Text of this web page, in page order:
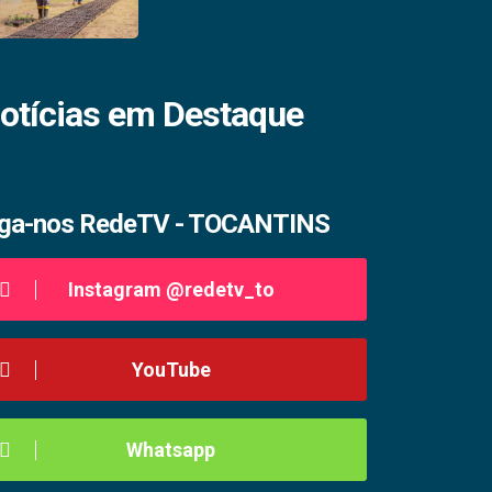
em Destaque
nos RedeTV - TOCANTINS
Instagram @redetv_to
YouTube
Whatsapp